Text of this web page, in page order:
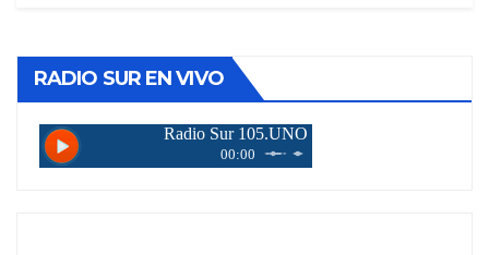
RADIO SUR EN VIVO